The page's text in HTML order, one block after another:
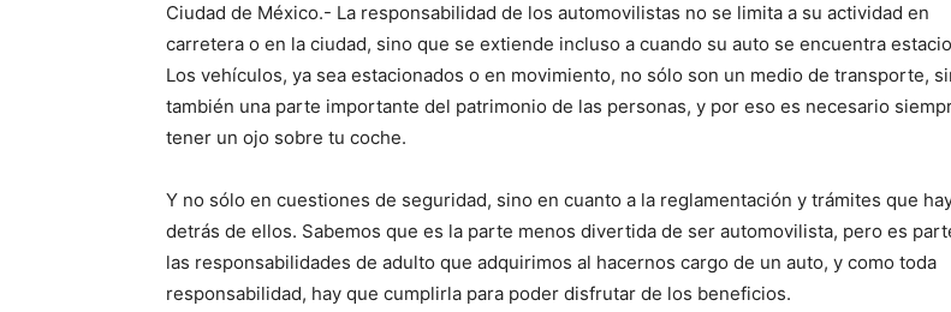
Ciudad de México.- La responsabilidad de los automovilistas no se limita a su actividad en
carretera o en la ciudad, sino que se extiende incluso a cuando su auto se encuentra
Los vehículos, ya sea estacionados o en movimiento, no sólo son un medio de transporte,
también una parte importante del patrimonio de las personas, y por eso es necesario
tener un ojo sobre tu coche.
Y no sólo en cuestiones de seguridad, sino en cuanto a la reglamentación y trámites que
detrás de ellos. Sabemos que es la parte menos divertida de ser automovilista, pero es
las responsabilidades de adulto que adquirimos al hacernos cargo de un auto, y como toda
responsabilidad, hay que cumplirla para poder disfrutar de los beneficios.